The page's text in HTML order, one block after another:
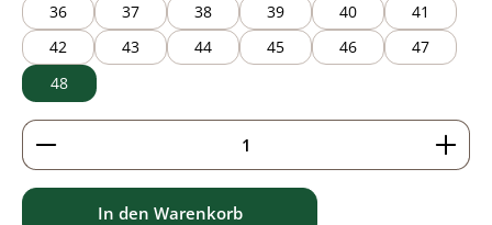
36 37 38 39 40
41
42
43 44 45 46
47
48
Produkt Anzahl: Gib den gewünschten Wert ein
In den Warenkorb